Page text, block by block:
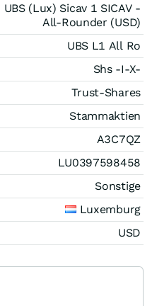
UBS (Lux) Sicav 1 SICAV -
All-Rounder (USD)
UBS L1 All Ro
Shs -I-X-
Trust-Shares
Stammaktien
A3C7QZ
LU0397598458
Sonstige
Luxemburg
USD